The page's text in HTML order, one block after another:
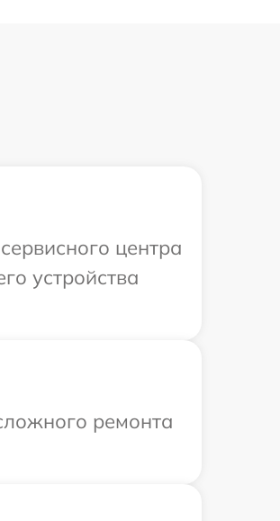
центра
устройства
ремонта